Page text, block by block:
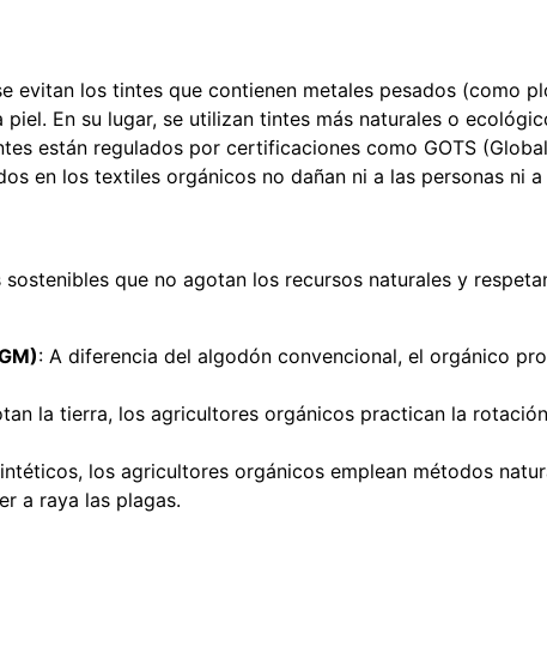
los tintes que contienen metales pesados (como
En su lugar, se utilizan tintes más naturales o
están regulados por certificaciones como GOTS
en los textiles orgánicos no dañan ni a las personas ni a
que no agotan los recursos naturales y
: A diferencia del algodón convencional, el orgánico
la tierra, los agricultores orgánicos practican la
los agricultores orgánicos emplean métodos
a raya las plagas.